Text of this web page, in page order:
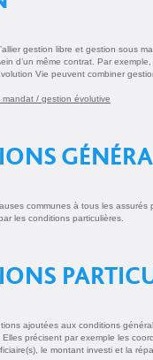
gestion libre et gestion sous
d’un même contrat. Par
Vie peuvent combiner
/ gestion évolutive
communes à tous les assurés
les conditions particulières.
ajoutées aux conditions
Elles précisent par exemple les
le montant investi et la